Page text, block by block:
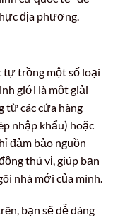
địa phương.
tự trồng một số loại
giới là một giải
từ các cửa hàng
nhập khẩu) hoặc
đảm bảo nguồn
thú vị, giúp bạn
nhà mới của mình.
bạn sẽ dễ dàng